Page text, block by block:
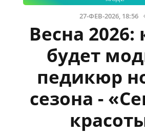
27-ФЕВ-2026, 18:56
Весна
будет
педикюр
сезона -